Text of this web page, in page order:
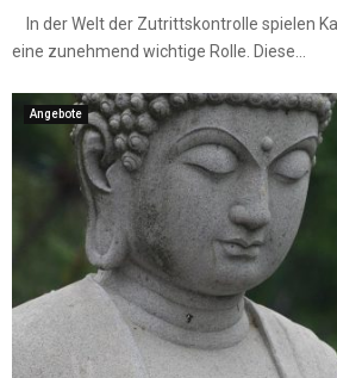
In der Welt der Zutrittskontrolle spielen
eine zunehmend wichtige Rolle. Diese...
Angebote